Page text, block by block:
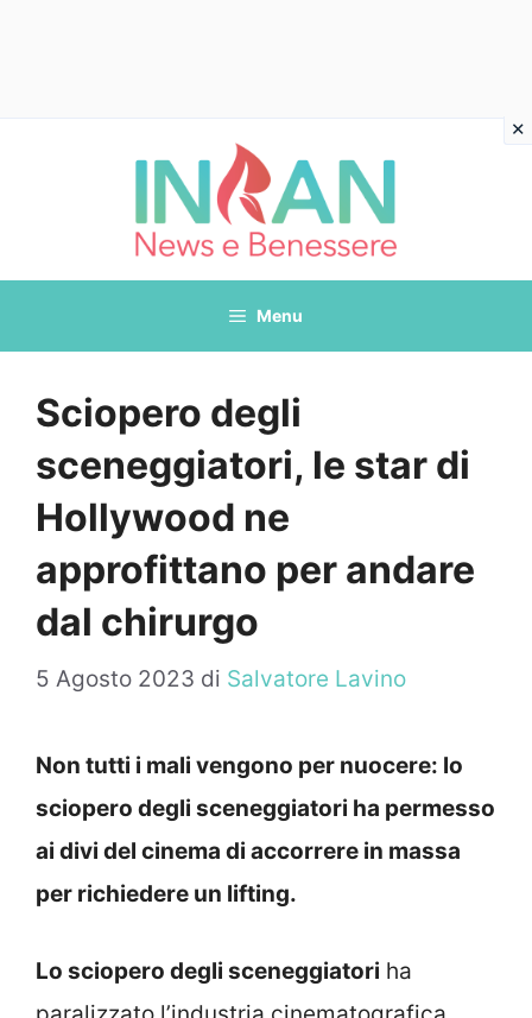
Menu
Sciopero degli
sceneggiatori, le star di
Hollywood ne
approfittano per andare
dal chirurgo
5 Agosto 2023 di Salvatore Lavino
Non tutti i mali vengono per nuocere: lo
sciopero degli sceneggiatori ha permesso
ai divi del cinema di accorrere in massa
per richiedere un lifting.
Lo sciopero degli sceneggiatori ha